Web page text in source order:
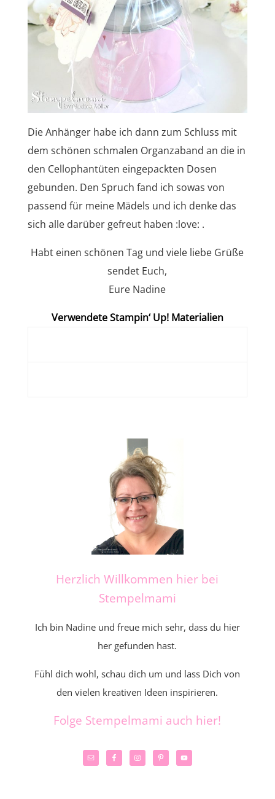
Die Anhänger habe ich dann zum Schluss mit
dem schönen schmalen Organzaband an die in
den Cellophantüten eingepackten Dosen
gebunden. Den Spruch fand ich sowas von
passend für meine Mädels und ich denke das
sich alle darüber gefreut haben :love: .
Habt einen schönen Tag und viele liebe Grüße
sendet Euch,
Eure Nadine
Verwendete Stampin‘ Up! Materialien
Herzlich Willkommen hier bei
Stempelmami
Ich bin Nadine und freue mich sehr, dass du hier
her gefunden hast.
Fühl dich wohl, schau dich um und lass Dich von
den vielen kreativen Ideen inspirieren.
Folge Stempelmami auch hier!